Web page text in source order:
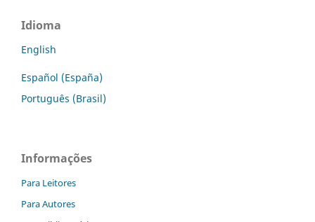
Idioma
English
Español (España)
Português (Brasil)
Informações
Para Leitores
Para Autores